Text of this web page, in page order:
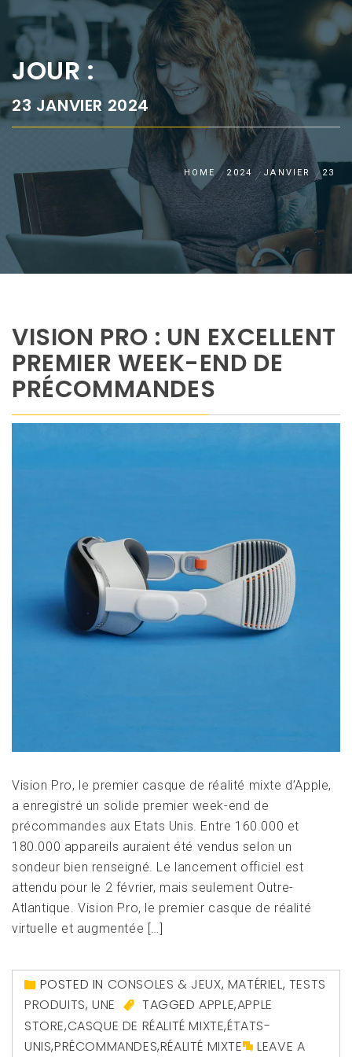
JOUR :
23 JANVIER 2024
HOME 2024 JANVIER 23
VISION PRO : UN EXCELLENT
PREMIER WEEK-END DE
PRÉCOMMANDES
Vision Pro, le premier casque de réalité mixte d’Apple,
a enregistré un solide premier week-end de
précommandes aux Etats Unis. Entre 160.000 et
180.000 appareils auraient été vendus selon un
sondeur bien renseigné. Le lancement officiel est
attendu pour le 2 février, mais seulement Outre-
Atlantique. Vision Pro, le premier casque de réalité
virtuelle et augmentée […]
POSTED IN CONSOLES & JEUX, MATÉRIEL, TESTS
PRODUITS,UNE TAGGEDAPPLE,APPLE
STORE,CASQUE DE RÉALITÉ MIXTE,ÉTATS-
UNIS,PRÉCOMMANDES,RÉALITÉ MIXTE LEAVE A